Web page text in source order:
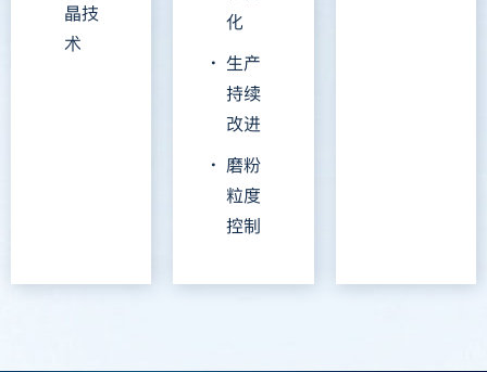
晶技
术
化
生产
持续
改进
磨粉
粒度
控制